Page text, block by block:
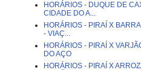
HORÁRIOS - DUQUE DE
CIDADE DO A...
HORÁRIOS - PIRAÍ X
- VIAÇ...
HORÁRIOS - PIRAÍ X
DO AÇO
HORÁRIOS - PIRAÍ X